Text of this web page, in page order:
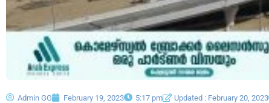
Admin GG February 19, 2023 5:17 pm Updated : February 20, 2023